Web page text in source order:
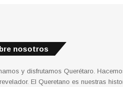
nosotros
y disfrutamos Querétaro.
El Queretano es nuestras